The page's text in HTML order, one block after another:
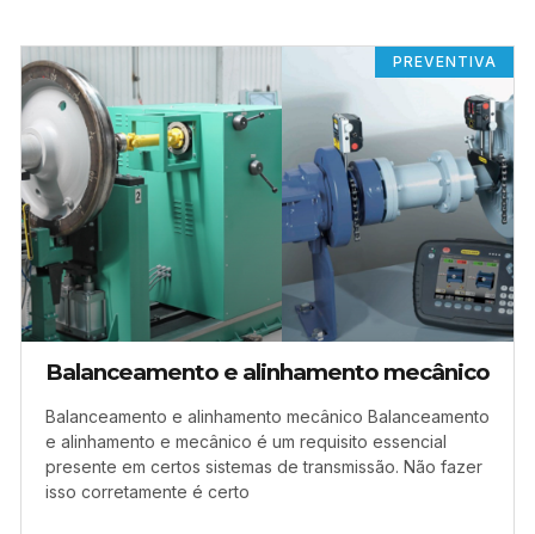
PREVENTIVA
Balanceamento e alinhamento mecânico
Balanceamento e alinhamento mecânico Balanceamento
e alinhamento e mecânico é um requisito essencial
presente em certos sistemas de transmissão. Não fazer
isso corretamente é certo